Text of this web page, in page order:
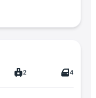
2 4